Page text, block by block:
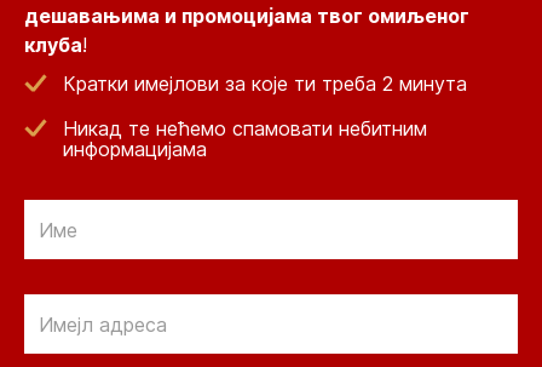
дешавањима и промоцијама твог омиљеног
клуба!
Кратки имејлови за које ти треба 2 минута
Никад те нећемо спамовати небитним
информацијама